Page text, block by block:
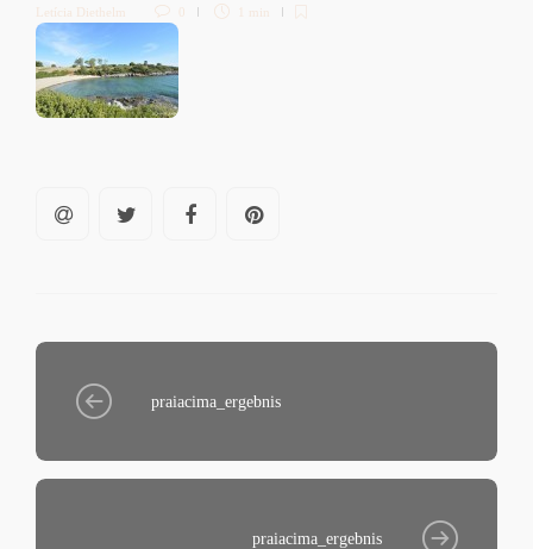
Letícia Diethelm 0 1 min
praiacima_ergebnis
praiacima_ergebnis